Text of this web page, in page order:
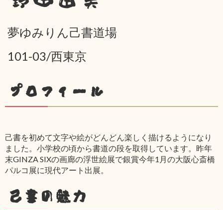
夢ゆみりん己書道場
101-03/西東京
プロフィール
己書を初めて文字や絵がどんどん楽しく描けるようになり
ました。小学校の頃から書道の段を取得しています。昨年
末GINZA SIXの画廊の浮世絵展で銀賞今年1月の大阪心斎橋
パルコ展に現代アート出展。
己書の魅力